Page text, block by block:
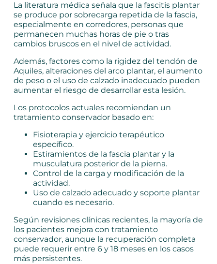
La literatura médica señala que la fascitis plantar
se produce por sobrecarga repetida de la fascia,
especialmente en corredores, personas que
permanecen muchas horas de pie o tras
cambios bruscos en el nivel de actividad.
Además, factores como la rigidez del tendón de
Aquiles, alteraciones del arco plantar, el aumento
de peso o el uso de calzado inadecuado pueden
aumentar el riesgo de desarrollar esta lesión.
Los protocolos actuales recomiendan un
tratamiento conservador basado en:
Fisioterapia y ejercicio terapéutico
específico.
Estiramientos de la fascia plantar y la
musculatura posterior de la pierna.
Control de la carga y modificación de la
actividad.
Uso de calzado adecuado y soporte plantar
cuando es necesario.
Según revisiones clínicas recientes, la mayoría de
los pacientes mejora con tratamiento
conservador, aunque la recuperación completa
puede requerir entre 6 y 18 meses en los casos
más persistentes.